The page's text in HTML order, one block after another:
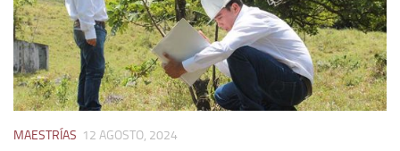
MAESTRÍAS 12 AGOSTO, 2024